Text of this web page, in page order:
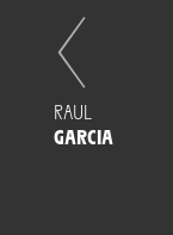
RAUL
GARCIA